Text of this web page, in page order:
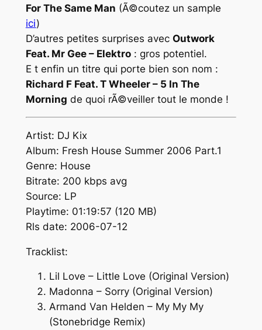
For The Same Man (Ã©coutez un sample
ici)
D’autres petites surprises avec Outwork
Feat. Mr Gee – Elektro: gros potentiel.
E t enfin un titre qui porte bien son nom :
Richard F Feat. T Wheeler – 5 In The
Morning de quoi rÃ©veiller tout le monde !
Artist: DJ Kix
Album: Fresh House Summer 2006 Part.1
Genre: House
Bitrate: 200 kbps avg
Source: LP
Playtime: 01:19:57 (120 MB)
Rls date: 2006-07-12
Tracklist:
Lil Love – Little Love (Original Version)
Madonna – Sorry (Original Version)
Armand Van Helden – My My My
(Stonebridge Remix)